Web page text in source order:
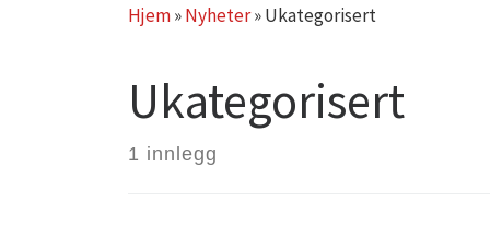
Hjem»Nyheter»Ukategorisert
Ukategorisert
1 innlegg